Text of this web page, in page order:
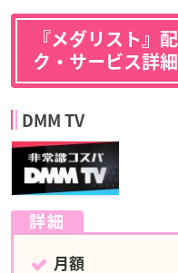
『メダリスト』
ク・サービス詳細
DMM TV
詳細
月額